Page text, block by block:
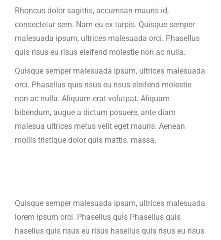
Rhoncus dolor sagittis, accumsan mauris id,
consectetur sem. Nam eu ex turpis. Quisque semper
malesuada ipsum, ultrices malesuada orci. Phasellus
quis risus eu risus eleifend molestie non ac nulla.
Quisque semper malesuada ipsum, ultrices malesuada
orci. Phasellus quis risus eu risus eleifend molestie
non ac nulla. Aliquam erat volutpat. Aliquam
bibendum, augue a dictum posuere, ante diam
malesua ultrices metus velit eget mauris. Aenean
mollis tristique dolor quis mattis. massa.
Quisque semper malesuada ipsum, ultrices malesuada
lorem ipsum orci. Phasellus quis Phasellus quis
hasellus quis risus eu risus hasellus quis risus eu risus